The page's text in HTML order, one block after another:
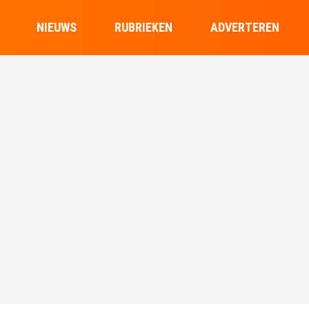
NIEUWS RUBRIEKEN ADVERTEREN